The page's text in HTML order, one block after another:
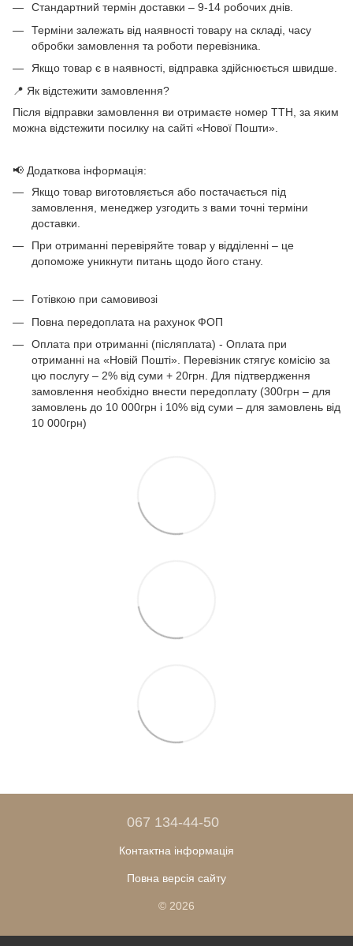
Стандартний термін доставки – 9-14 робочих днів.
Терміни залежать від наявності товару на складі, часу
обробки замовлення та роботи перевізника.
Якщо товар є в наявності, відправка здійснюється швидше.
📍 Як відстежити замовлення?
Після відправки замовлення ви отримаєте номер ТТН, за яким
можна відстежити посилку на сайті «Нової Пошти».
📢 Додаткова інформація:
Якщо товар виготовляється або постачається під
замовлення, менеджер узгодить з вами точні терміни
доставки.
При отриманні перевіряйте товар у відділенні – це
допоможе уникнути питань щодо його стану.
Готівкою при самовивозі
Повна передоплата на рахунок ФОП
Оплата при отриманні (післяплата) - Оплата при
отриманні на «Новій Пошті». Перевізник стягує комісію за
цю послугу – 2% від суми + 20грн. Для підтвердження
замовлення необхідно внести передоплату (300грн – для
замовлень до 10 000грн і 10% від суми – для замовлень від
10 000грн)
067 134-44-50
Контактна інформація
Повна версія сайту
© 2026